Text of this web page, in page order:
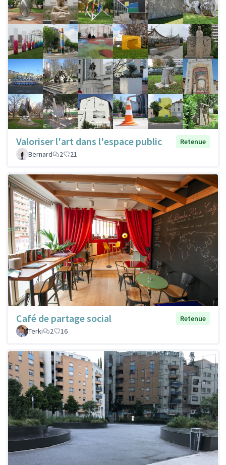
Valoriser l'art dans l'espace public
Retenue
Bernard
2 21
Café de partage social
Retenue
Terki
2 16